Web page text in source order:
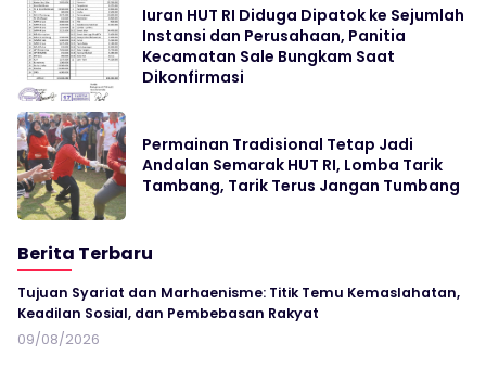
Iuran HUT RI Diduga Dipatok ke Sejumlah
Instansi dan Perusahaan, Panitia
Kecamatan Sale Bungkam Saat
Dikonfirmasi
Permainan Tradisional Tetap Jadi
Andalan Semarak HUT RI, Lomba Tarik
Tambang, Tarik Terus Jangan Tumbang
Berita Terbaru
Tujuan Syariat dan Marhaenisme: Titik Temu Kemaslahatan,
Keadilan Sosial, dan Pembebasan Rakyat
09/08/2026